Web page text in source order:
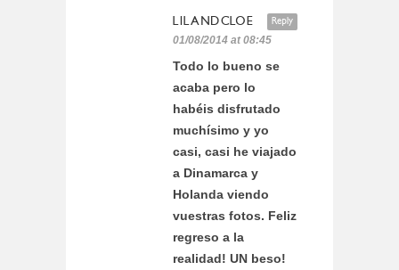
Reply
LILANDCLOE
01/08/2014 at 08:45
Todo lo bueno se
acaba pero lo
habéis disfrutado
muchísimo y yo
casi, casi he viajado
a Dinamarca y
Holanda viendo
vuestras fotos. Feliz
regreso a la
realidad! UN beso!